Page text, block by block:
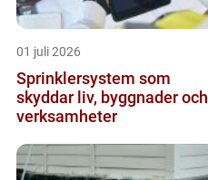
01 juli 2026
Sprinklersystem som
skyddar liv, byggnader och
verksamheter